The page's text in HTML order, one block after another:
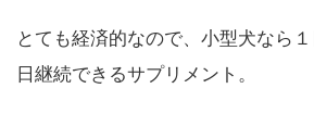
とても経済的なので、小型犬なら
日継続できるサプリメント。